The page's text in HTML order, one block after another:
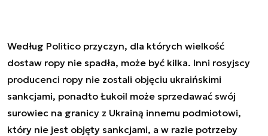
Według Politico przyczyn, dla których wielkość
dostaw ropy nie spadła, może być kilka. Inni rosyjscy
producenci ropy nie zostali objęciu ukraińskimi
sankcjami, ponadto Łukoil może sprzedawać swój
surowiec na granicy z Ukrainą innemu podmiotowi,
który nie jest objęty sankcjami, a w razie potrzeby